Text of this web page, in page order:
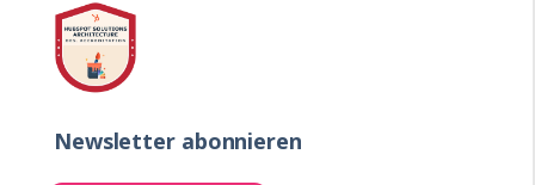
Newsletter abonnieren